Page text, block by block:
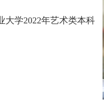
大学2022年艺术类本科